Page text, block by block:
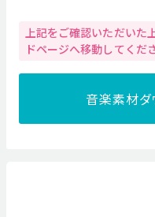
上記をご確認いただいた
ドページへ移動してくだ
音楽素材ダ